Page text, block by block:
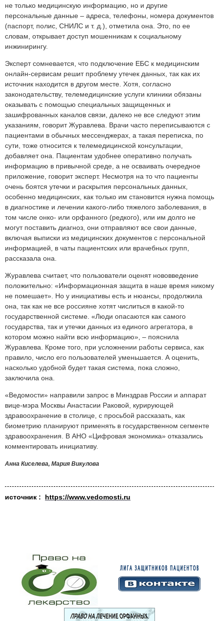
не только медицинскую информацию, но и другие
персональные данные – адреса, телефоны, номера документов
(паспорт, полис, СНИЛС и т. д.), отметила она. Это, по ее
словам, открывает доступ мошенникам к социальному
инжинирингу.
Эксперт сомневается, что подключение ЕБС к медицинским
онлайн-сервисам решит проблему утечек данных, так как их
источник находится в другом месте. Хотя, согласно
законодательству, телемедицинские услуги клиники обязаны
оказывать с помощью специальных защищенных и
зашифрованных каналов связи, далеко не все следуют этим
указаниям, говорит Журавлева. Врачи часто переписываются с
пациентами в обычных мессенджерах, а такая переписка, по
сути, тоже относится к телемедицинской консультации,
добавляет она. Пациентам удобнее оперативно получать
информацию в привычной среде, а не осваивать очередное
приложение, говорит эксперт. Несмотря на то что пациенты
очень боятся утечки и раскрытия персональных данных,
особенно медицинских, как только им становится нужна помощь
в диагностике и лечении какого-либо тяжелого заболевания, в
том числе онко- или орфанного (редкого), или им долго не
могут поставить диагноз, они отправляют все свои данные,
включая выписки из медицинских документов с персональной
информацией, в чаты пациентских или врачебных групп,
рассказала она.
Журавлева считает, что пользователи оценят нововведение
положительно: «Информационная защита в наше время никому
не помешает». Но у инициативы есть и нюансы, продолжила
она, так как не все россияне хотят числиться в какой-то
государственной системе. «Люди опасаются как самого
государства, так и утечки данных из единого агрегатора, в
котором можно найти всю информацию», – пояснила
Журавлева. Кроме того, при усложнении работы сервиса, как
правило, число его пользователей уменьшается. А оценить,
насколько удобной будет такая система, пока сложно,
заключила она.
«Ведомости» направили запрос в Минздрав России и аппарат
вице-мэра Москвы Анастасии Раковой, курирующей
здравоохранение в столице, с просьбой рассказать, как
биометрию планируют применять в государственном сегменте
здравоохранения. В АНО «Цифровая экономика» отказались
комментировать инициативу.
Анна Киселева, Мария Викулова
источник : https://www.vedomosti.ru